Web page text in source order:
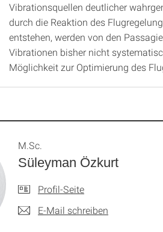
Vibrationsquellen deutlicher
durch die Reaktion des
entstehen, werden von den
Vibrationen bisher nicht
Möglichkeit zur Optimierung des
Süleyman Özkurt
M.Sc.
Profil-Seite
E-Mail schreiben